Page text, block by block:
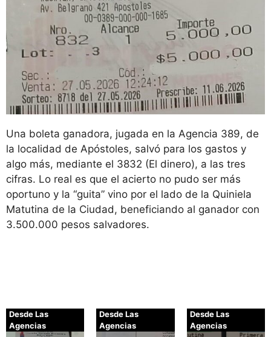
Una boleta ganadora, jugada en la Agencia 389, de
la localidad de Apóstoles, salvó para los gastos y
algo más, mediante el 3832 (El dinero), a las tres
cifras. Lo real es que el acierto no pudo ser más
oportuno y la “guita” vino por el lado de la Quiniela
Matutina de la Ciudad, beneficiando al ganador con
3.500.000 pesos salvadores.
Desde Las
Agencias
Desde Las
Agencias
Desde Las
Agencias